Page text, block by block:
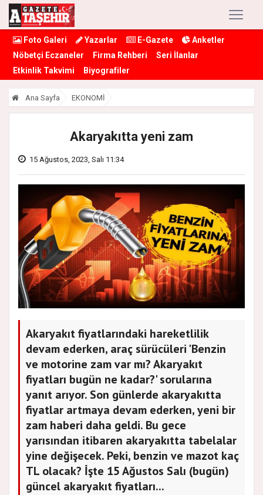
Foto Galeri Yazarlar E-Gazete
Anketler
Nöbetçi Eczaneler
Firma Rehberi
Seri İlanlar
Etkinlik Takvimi
Biyografiler
Ana Sayfa EKONOMİ
Akaryakıtta yeni zam
15 Ağustos, 2023, Salı 11:34
Akaryakıt fiyatlarındaki hareketlilik
devam ederken, araç sürücüleri 'Benzin
ve motorine zam var mı? Akaryakıt
fiyatları bugün ne kadar?' sorularına
yanıt arıyor. Son günlerde akaryakıtta
fiyatlar artmaya devam ederken, yeni bir
zam haberi daha geldi. Bu gece
yarısından itibaren akaryakıtta tabelalar
yine değişecek. Peki, benzin ve mazot kaç
TL olacak? İşte 15 Ağustos Salı (bugün)
güncel akaryakıt fiyatları...